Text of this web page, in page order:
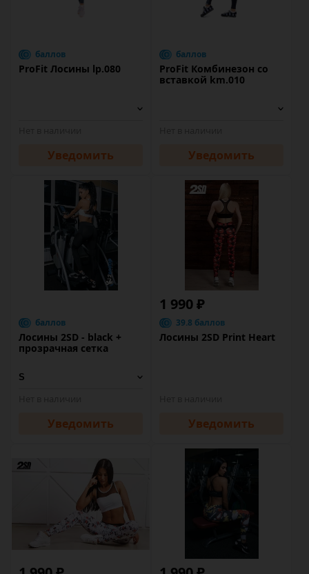
баллов
ProFit Лосины lp.080
Уведомить
баллов
ProFit Комбинезон со
вставкой km.010
Уведомить
баллов
Лосины 2SD - black +
прозрачная сетка
Уведомить
1 990 ₽
39.8 баллов
Лосины 2SD Print Heart
Уведомить